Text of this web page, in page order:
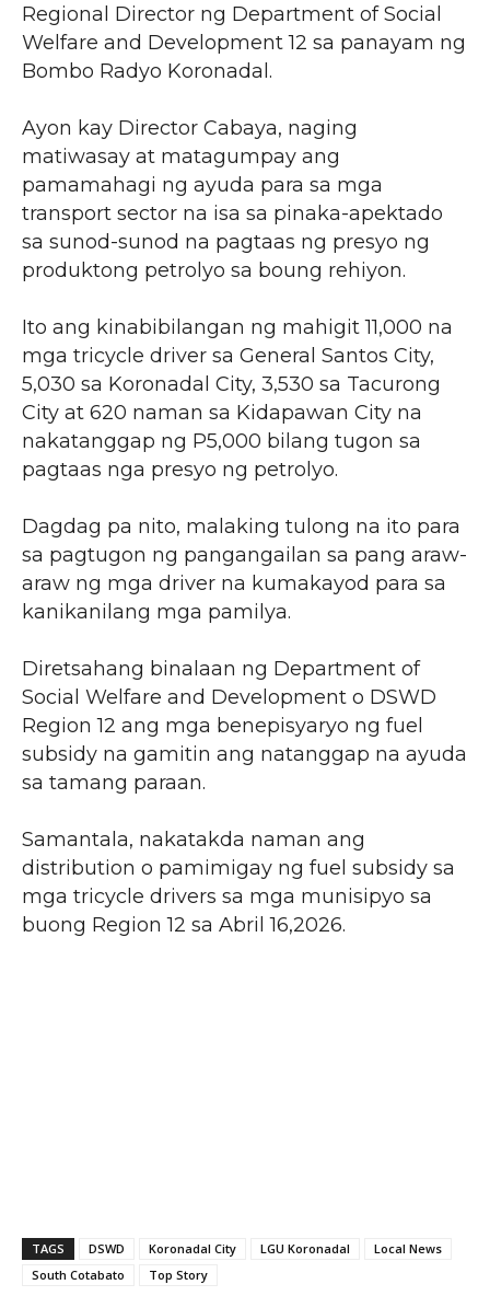
Regional Director ng Department of Social
Welfare and Development 12 sa panayam ng
Bombo Radyo Koronadal.
Ayon kay Director Cabaya, naging
matiwasay at matagumpay ang
pamamahagi ng ayuda para sa mga
transport sector na isa sa pinaka-apektado
sa sunod-sunod na pagtaas ng presyo ng
produktong petrolyo sa boung rehiyon.
Ito ang kinabibilangan ng mahigit 11,000 na
mga tricycle driver sa General Santos City,
5,030 sa Koronadal City, 3,530 sa Tacurong
City at 620 naman sa Kidapawan City na
nakatanggap ng P5,000 bilang tugon sa
pagtaas nga presyo ng petrolyo.
Dagdag pa nito, malaking tulong na ito para
sa pagtugon ng pangangailan sa pang araw-
araw ng mga driver na kumakayod para sa
kanikanilang mga pamilya.
Diretsahang binalaan ng Department of
Social Welfare and Development o DSWD
Region 12 ang mga benepisyaryo ng fuel
subsidy na gamitin ang natanggap na ayuda
sa tamang paraan.
Samantala, nakatakda naman ang
distribution o pamimigay ng fuel subsidy sa
mga tricycle drivers sa mga munisipyo sa
buong Region 12 sa Abril 16,2026.
TAGS DSWD Koronadal City LGU Koronadal
Local News
South Cotabato
Top Story